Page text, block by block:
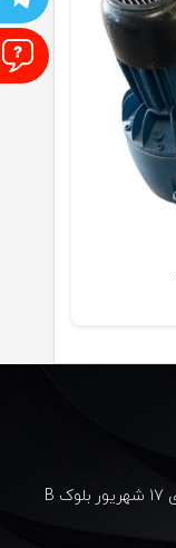
تهران بازار آهن شاد آباد مجتمع تجاری 17 شهریور بلوک B